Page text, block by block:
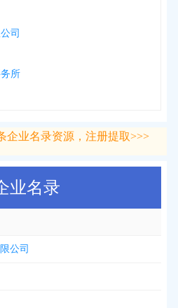
司
所
条企业名录资源，注册提取>>>
业名录
公司